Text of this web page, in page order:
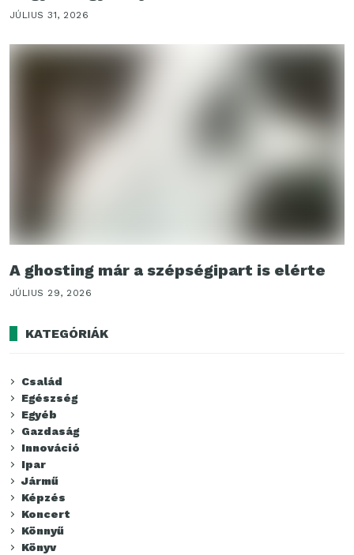
JÚLIUS 31, 2026
A ghosting már a szépségipart is elérte
JÚLIUS 29, 2026
KATEGÓRIÁK
Család
Egészség
Egyéb
Gazdaság
Innováció
Ipar
Jármű
Képzés
Koncert
Könnyű
Könyv